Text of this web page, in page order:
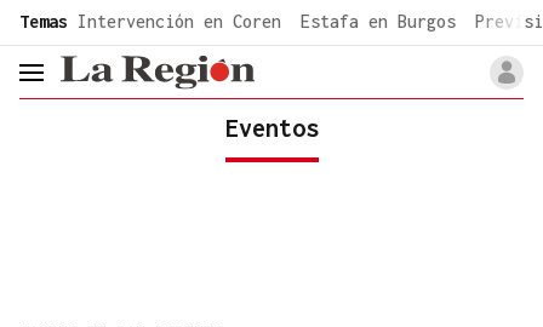
common.go-to-content
Temas Intervención en Coren Estafa en Burgos
header.menu.open
Eventos